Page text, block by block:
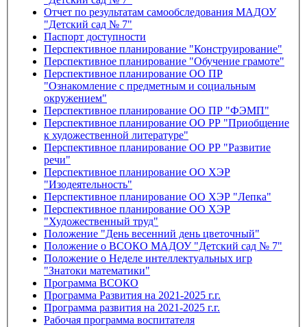
Отчет по результатам самообследования МАДОУ
"Детский сад № 7"
Паспорт доступности
Перспективное планирование "Конструирование"
Перспективное планирование "Обучение грамоте"
Перспективное планирование ОО ПР
"Ознакомление с предметным и социальным
окружением"
Перспективное планирование ОО ПР "ФЭМП"
Перспективное планирование ОО РР "Приобщение
к художественной литературе"
Перспективное планирование ОО РР "Развитие
речи"
Перспективное планирование ОО ХЭР
"Изодеятельность"
Перспективное планирование ОО ХЭР "Лепка"
Перспективное планирование ОО ХЭР
"Художественный труд"
Положение "День весенний день цветочный"
Положение о ВСОКО МАДОУ "Детский сад № 7"
Положение о Неделе интеллектуальных игр
"Знатоки математики"
Программа ВСОКО
Программа Развития на 2021-2025 г.г.
Программа развития на 2021-2025 г.г.
Рабочая программа воспитателя